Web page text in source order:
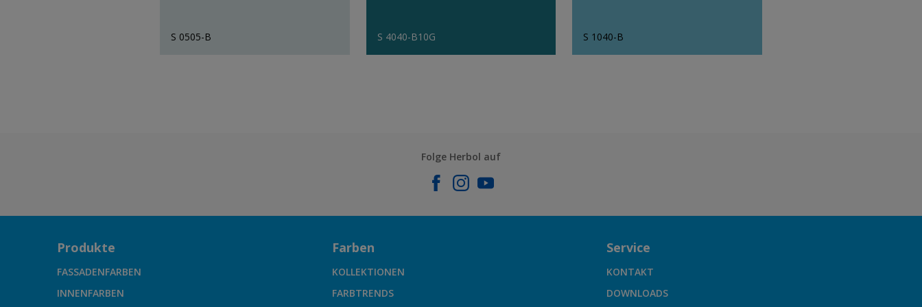
S 0505-B S 4040-B10G S 1040-B
Folge Herbol auf
Produkte
FASSADENFARBEN
INNENFARBEN
Farben
KOLLEKTIONEN
FARBTRENDS
Service
KONTAKT
DOWNLOADS